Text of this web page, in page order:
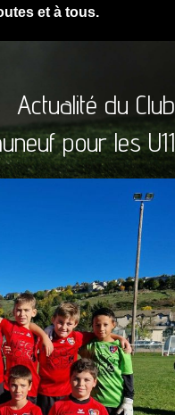
et à tous.
Actualité du Club
pour les U11